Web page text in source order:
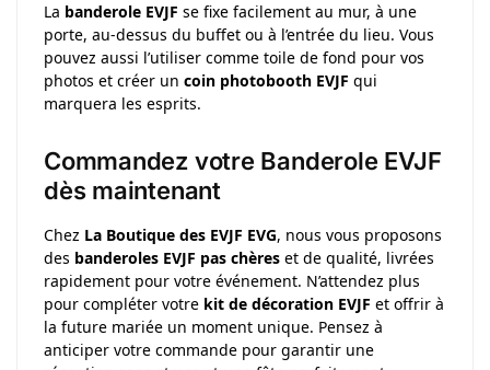
La banderole EVJF se fixe facilement au mur, à une
porte, au-dessus du buffet ou à l’entrée du lieu. Vous
pouvez aussi l’utiliser comme toile de fond pour vos
photos et créer un coin photobooth EVJF qui
marquera les esprits.
Commandez votre Banderole EVJF
dès maintenant
Chez La Boutique des EVJF EVG, nous vous proposons
des banderoles EVJF pas chères et de qualité, livrées
rapidement pour votre événement. N’attendez plus
pour compléter votre kit de décoration EVJF et offrir à
la future mariée un moment unique. Pensez à
anticiper votre commande pour garantir une